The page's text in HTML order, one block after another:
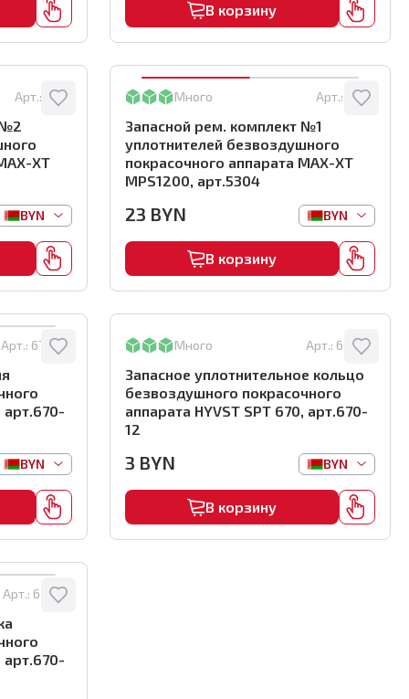
В корзину
Арт.: 5305
№2
XT
BYN
Много Арт.: 5304
Запасной рем. комплект №1
уплотнителей безвоздушного
покрасочного аппарата MAX-XT
MPS1200, арт.5304
23 BYN BYN
В корзину
Арт.: 670-06
арт.670-
BYN
Много Арт.: 670-12
Запасное уплотнительное кольцо
безвоздушного покрасочного
аппарата HYVST SPT 670, арт.670-
12
3 BYN BYN
В корзину
Арт.: 670-01
арт.670-